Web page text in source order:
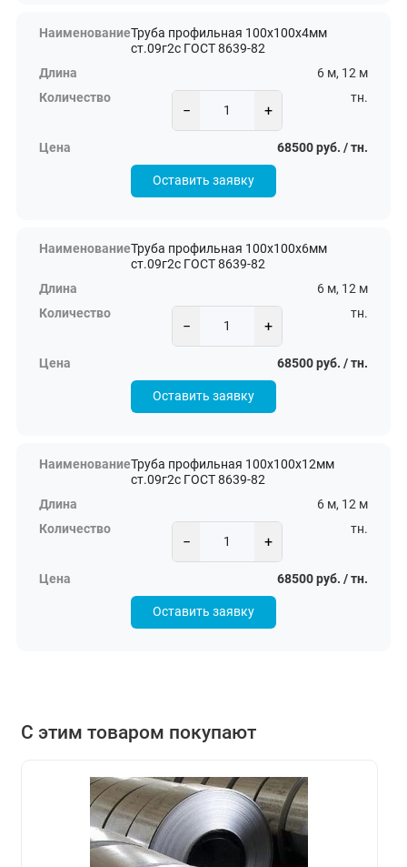
Труба профильная 100х100х4мм
ст.09г2с ГОСТ 8639-82
6 м, 12 м
− +
тн.
68500 руб. / тн.
Оставить заявку
Труба профильная 100х100х6мм
ст.09г2с ГОСТ 8639-82
6 м, 12 м
− +
тн.
68500 руб. / тн.
Оставить заявку
Труба профильная 100х100х12мм
ст.09г2с ГОСТ 8639-82
6 м, 12 м
− +
тн.
68500 руб. / тн.
Оставить заявку
С этим товаром покупают